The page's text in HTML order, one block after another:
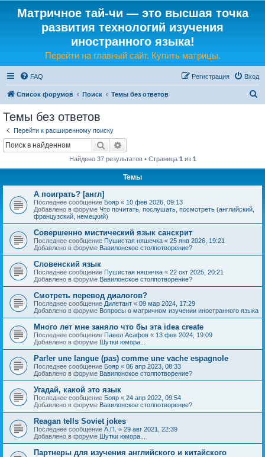
Матричное тай-чи — это высшая точка
развития технологий изучения
иностранного языка!
Перейти на главный сайт. Купить матрицы.
FAQ Вход
Регистрация
Список форумов Поиск Темы без ответов
Темы без ответов
Перейти к расширенному поиску
Поиск
Найдено 37 результатов • Страница 1 из 1
Темы
А поиграть? [англ]
Последнее сообщение Бояр « 10 фев 2026, 09:13
Добавлено в форуме Что почитать, послушать, посмотреть (английский,
французский, немецкий)
Совершенно мистический язык санскрит
Последнее сообщение Пушистая няшечка « 25 янв 2026, 19:21
Добавлено в форуме Вавилонское столпотворение?
Словенский язык
Последнее сообщение Пушистая няшечка « 22 окт 2025, 20:21
Добавлено в форуме Вавилонское столпотворение?
Смотреть перевод диалогов?
Последнее сообщение Дилетант « 09 мар 2024, 17:29
Добавлено в форуме Вопросы о матричном изучении иностранного языка
Много лет мне заняло что бы эта idea create
Последнее сообщение Павел Асафов « 13 фев 2024, 19:09
Добавлено в форуме Шутки юмора...
Parler une langue (pas) comme une vache espagnole
Последнее сообщение Бояр « 06 апр 2023, 08:33
Добавлено в форуме Вавилонское столпотворение?
Угадай, какой это язык
Последнее сообщение Бояр « 24 апр 2022, 09:54
Добавлено в форуме Вавилонское столпотворение?
Reagan tells Soviet jokes
Последнее сообщение А.П. « 29 авг 2021, 22:39
Добавлено в форуме Шутки юмора...
Партнеры для изучения английского и китайского